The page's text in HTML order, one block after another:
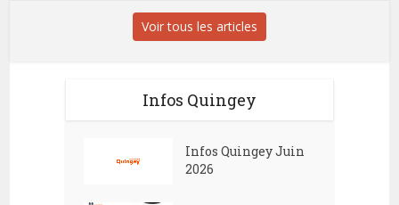
Voir tous les articles
Infos Quingey
Infos Quingey Juin
2026